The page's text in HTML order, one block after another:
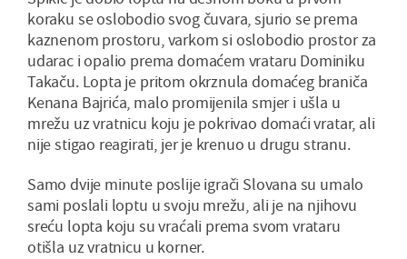
koraku se oslobodio svog čuvara, sjurio se prema
kaznenom prostoru, varkom si oslobodio prostor za
udarac i opalio prema domaćem vrataru Dominiku
Takaču. Lopta je pritom okrznula domaćeg braniča
Kenana Bajrića, malo promijenila smjer i ušla u
mrežu uz vratnicu koju je pokrivao domaći vratar, ali
nije stigao reagirati, jer je krenuo u drugu stranu.
Samo dvije minute poslije igrači Slovana su umalo
sami poslali loptu u svoju mrežu, ali je na njihovu
sreću lopta koju su vraćali prema svom vrataru
otišla uz vratnicu u korner.